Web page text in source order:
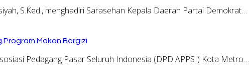
S.Ked., menghadiri Sarasehan Kepala Daerah Partai Demokrat…
Program Makan Bergizi
Pedagang Pasar Seluruh Indonesia (DPD APPSI) Kota Metro…